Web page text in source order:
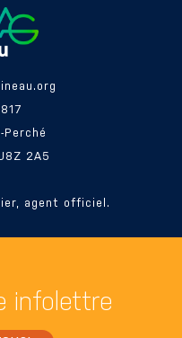
Perché
2A5
agent officiel.
infolettre